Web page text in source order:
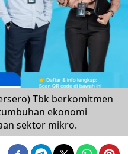
Tbk berkomitmen
ekonomi
sektor mikro.